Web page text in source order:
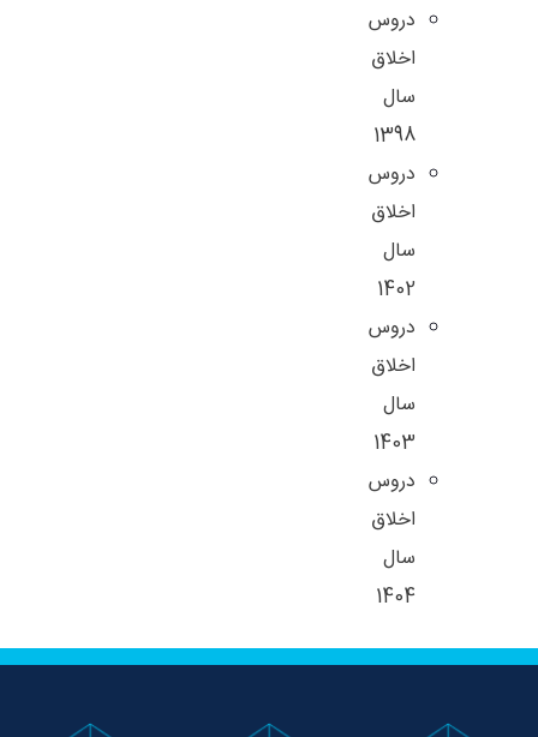
دروس
اخلاق
سال
1398
دروس
اخلاق
سال
1402
دروس
اخلاق
سال
1403
دروس
اخلاق
سال
1404